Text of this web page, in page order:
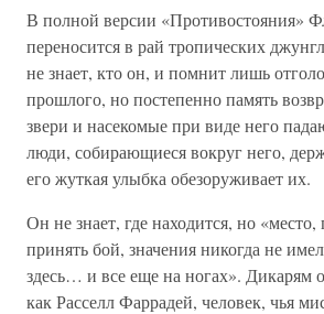
В полной версии «Противостояния»
переносится в рай тропических
не знает, кто он, и помнит лишь
прошлого, но постепенно память
звери и насекомые при виде него
люди, собирающиеся вокруг него,
его жуткая улыбка обезоруживает их.
Он не знает, где находится, но
принять бой, значения никогда не
здесь… и все еще на ногах». Дикарям
как Расселл Фаррадей, человек, чья